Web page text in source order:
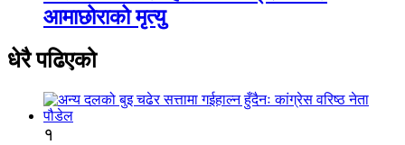
आमाछोराको मृत्यु
धेरै पढिएको
१